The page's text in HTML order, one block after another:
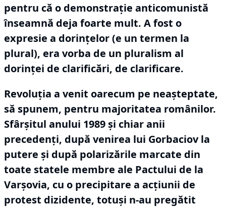
pentru că o demonstrație anticomunistă
înseamnă deja foarte mult. A fost o
expresie a dorințelor (e un termen la
plural), era vorba de un pluralism al
dorinței de clarificări, de clarificare.
Revoluția a venit oarecum pe neașteptate,
să spunem, pentru majoritatea românilor.
Sfârșitul anului 1989 și chiar anii
precedenți, după venirea lui Gorbaciov la
putere și după polarizările marcate din
toate statele membre ale Pactului de la
Varșovia, cu o precipitare a acțiunii de
protest dizidente, totuși n-au pregătit